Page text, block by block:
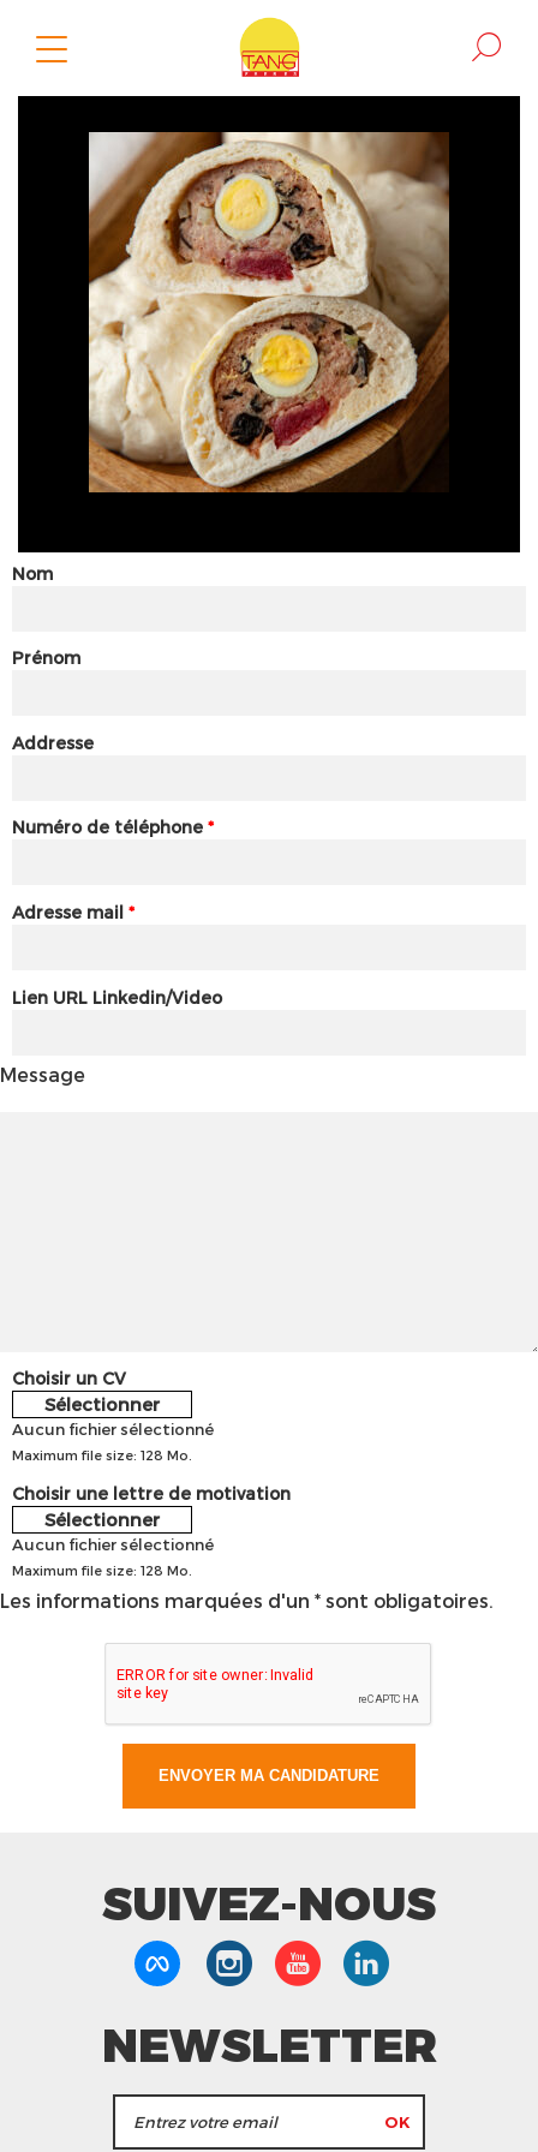
Nom
Prénom
Addresse
Numéro de téléphone *
Adresse mail *
Lien URL Linkedin/Video
Message
Choisir un CV
Sélectionner
Aucun fichier sélectionné
Maximum file size: 128 Mo.
Choisir une lettre de motivation
Sélectionner
Aucun fichier sélectionné
Maximum file size: 128 Mo.
Les informations marquées d'un * sont obligatoires.
SUIVEZ-NOUS
NEWSLETTER